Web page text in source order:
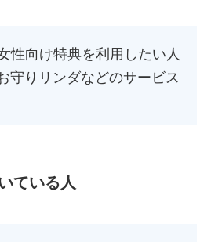
性向け特典を利用したい人
守りリンダなどのサービス
ている人